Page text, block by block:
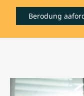
Berodung